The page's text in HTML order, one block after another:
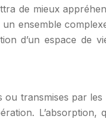
de mieux
ensemble
d’un espace de
transmises par